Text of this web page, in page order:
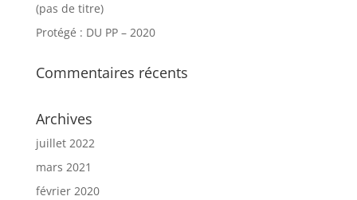
(pas de titre)
Protégé : DU PP – 2020
Commentaires récents
Archives
juillet 2022
mars 2021
février 2020